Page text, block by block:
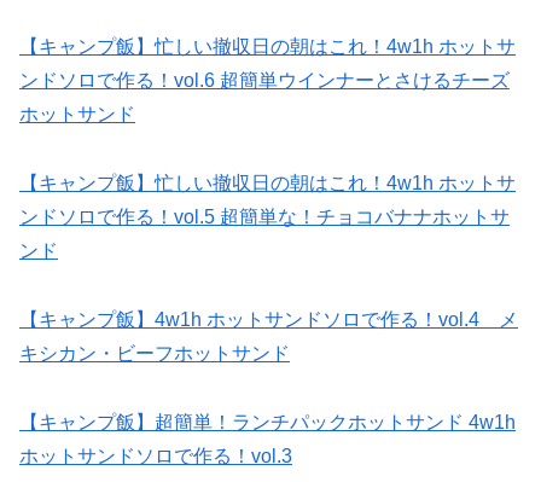
【キャンプ飯】忙しい撤収日の朝はこれ！4w1h ホットサ
ンドソロで作る！vol.6 超簡単ウインナーとさけるチーズ
ホットサンド
【キャンプ飯】忙しい撤収日の朝はこれ！4w1h ホットサ
ンドソロで作る！vol.5 超簡単な！チョコバナナホットサ
ンド
【キャンプ飯】4w1h ホットサンドソロで作る！vol.4 メ
キシカン・ビーフホットサンド
【キャンプ飯】超簡単！ランチパックホットサンド 4w1h
ホットサンドソロで作る！vol.3